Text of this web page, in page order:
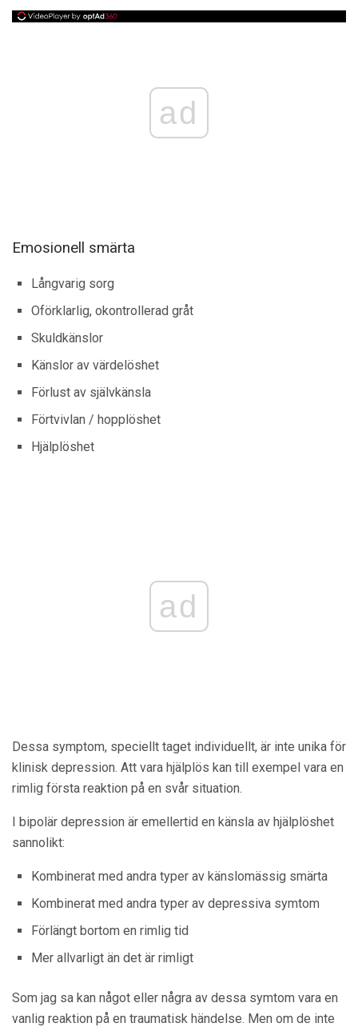
ad
Emosionell smärta
Långvarig sorg
Oförklarlig, okontrollerad gråt
Skuldkänslor
Känslor av värdelöshet
Förlust av självkänsla
Förtvivlan / hopplöshet
Hjälplöshet
ad
Dessa symptom, speciellt taget individuellt, är inte unika för
klinisk depression. Att vara hjälplös kan till exempel vara en
rimlig första reaktion på en svår situation.
I bipolär depression är emellertid en känsla av hjälplöshet
sannolikt:
Kombinerat med andra typer av känslomässig smärta
Kombinerat med andra typer av depressiva symtom
Förlängt bortom en rimlig tid
Mer allvarligt än det är rimligt
Som jag sa kan något eller några av dessa symtom vara en
vanlig reaktion på en traumatisk händelse. Men om de inte